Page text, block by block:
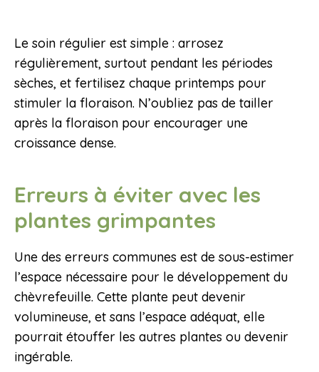
Le soin régulier est simple : arrosez
régulièrement, surtout pendant les périodes
sèches, et fertilisez chaque printemps pour
stimuler la floraison. N’oubliez pas de tailler
après la floraison pour encourager une
croissance dense.
Erreurs à éviter avec les
plantes grimpantes
Une des erreurs communes est de sous-estimer
l’espace nécessaire pour le développement du
chèvrefeuille. Cette plante peut devenir
volumineuse, et sans l’espace adéquat, elle
pourrait étouffer les autres plantes ou devenir
ingérable.